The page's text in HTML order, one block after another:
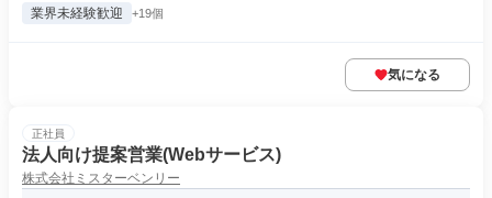
業界未経験歓迎 +19個
気になる
正社員
法人向け提案営業(Webサービス)
株式会社ミスターベンリー